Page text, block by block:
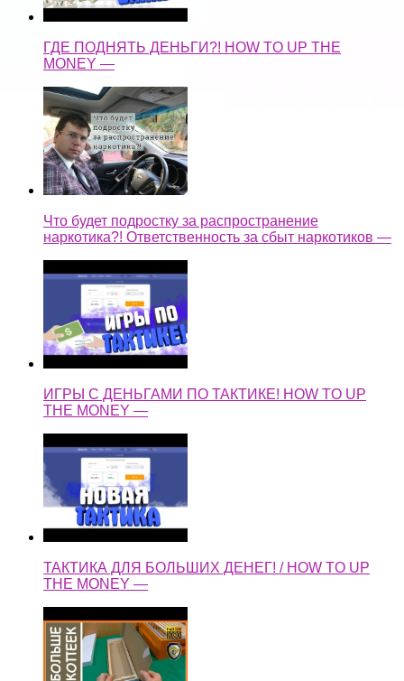
ГДЕ ПОДНЯТЬ ДЕНЬГИ?! HOW TO UP THE
MONEY —
Что будет подростку за распространение
наркотика?! Ответственность за сбыт наркотиков —
ИГРЫ С ДЕНЬГАМИ ПО ТАКТИКЕ! HOW TO UP
THE MONEY —
ТАКТИКА ДЛЯ БОЛЬШИХ ДЕНЕГ! / HOW TO UP
THE MONEY —